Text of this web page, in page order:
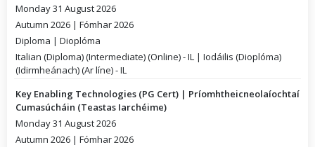
Monday 31 August 2026
Autumn 2026 | Fómhar 2026
Diploma | Dioplóma
Italian (Diploma) (Intermediate) (Online) - IL | Iodáilis (Dioplóma)
(Idirmheánach) (Ar líne) - IL
Key Enabling Technologies (PG Cert) | Príomhtheicneolaíochtaí
Cumasúcháin (Teastas Iarchéime)
Monday 31 August 2026
Autumn 2026 | Fómhar 2026